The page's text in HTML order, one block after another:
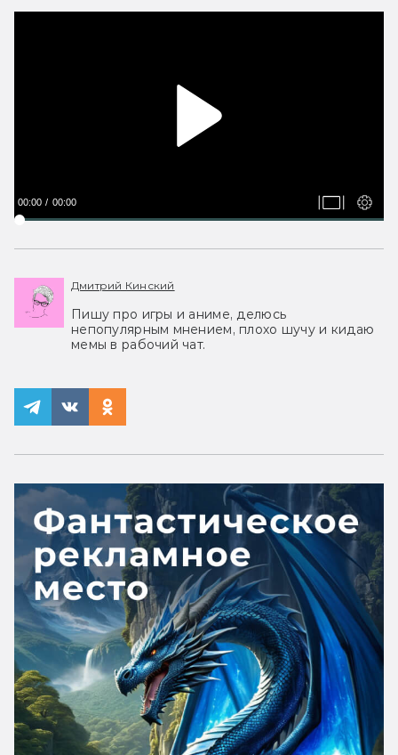
00:00 00:00
Дмитрий Кинский
Пишу про игры и аниме, делюсь
непопулярным мнением, плохо шучу и кидаю
мемы в рабочий чат.